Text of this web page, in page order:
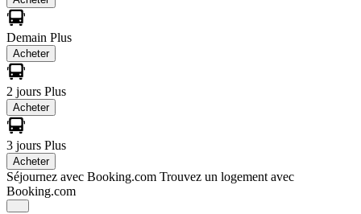
Demain Plus
Acheter
2 jours Plus
Acheter
3 jours Plus
Acheter
Séjournez avec Booking.com Trouvez un logement avec
Booking.com